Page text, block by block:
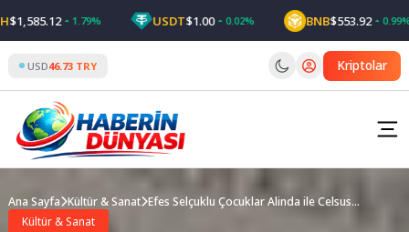
to
content
1.79% USDT$1.00 0.02% BNB$553.92 0.99%
USD46.73 TRY Kriptolar
Ana Sayfa Kültür & Sanat Efes Selçuklu Çocuklar Alinda ile Celsus
Kültür & Sanat